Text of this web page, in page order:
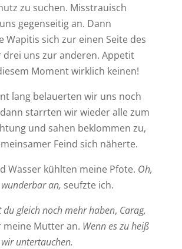
zu suchen. Misstrauisch
gegenseitig an. Dann
Wapitis sich zur einen Seite des
drei uns zur anderen. Appetit
Moment wirklich keinen!
lang belauerten wir uns noch
starrten wir wieder alle zum
und sahen beklommen zu,
Feind sich näherte.
Wasser kühlten meine Pfote. Oh,
an, seufzte ich.
du gleich noch mehr haben, Carag,
Mutter an. Wenn es zu heiß
untertauchen.